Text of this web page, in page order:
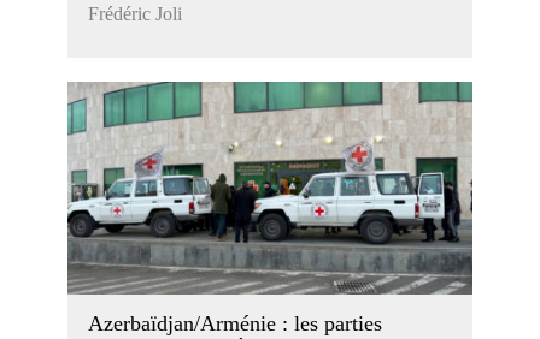
Frédéric Joli
Azerbaïdjan/Arménie : les parties